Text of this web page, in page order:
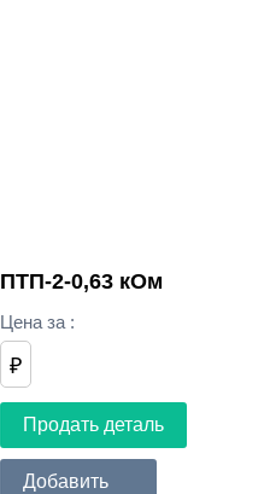
ПТП-2-0,63 кОм
Цена за :
₽
Продать деталь
Добавить